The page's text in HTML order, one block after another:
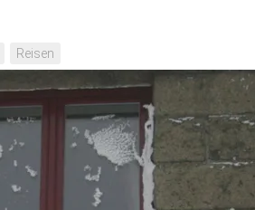
Reisen